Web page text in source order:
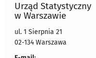
Urząd Statystyczny
w Warszawie
ul. 1 Sierpnia 21
02-134 Warszawa